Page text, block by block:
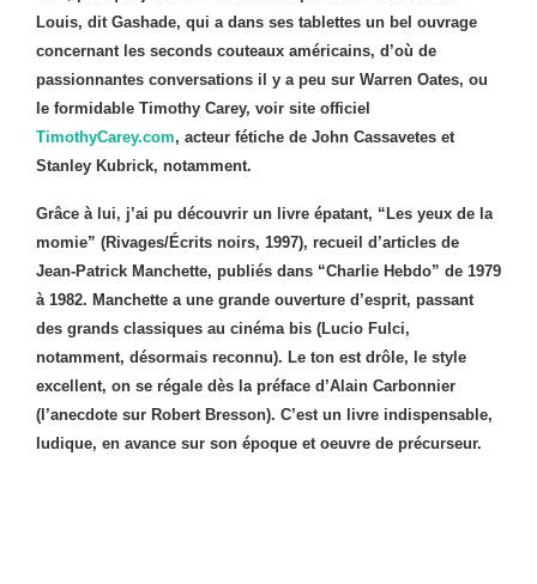
Louis, dit Gashade, qui a dans ses tablettes un bel ouvrage
concernant les seconds couteaux américains, d’où de
passionnantes conversations il y a peu sur Warren Oates, ou
le formidable Timothy Carey, voir site officiel
TimothyCarey.com, acteur fétiche de John Cassavetes et
Stanley Kubrick, notamment.
Grâce à lui, j’ai pu découvrir un livre épatant, “Les yeux de la
momie” (Rivages/Écrits noirs, 1997), recueil d’articles de
Jean-Patrick Manchette, publiés dans “Charlie Hebdo” de 1979
à 1982. Manchette a une grande ouverture d’esprit, passant
des grands classiques au cinéma bis (Lucio Fulci,
notamment, désormais reconnu). Le ton est drôle, le style
excellent, on se régale dès la préface d’Alain Carbonnier
(l’anecdote sur Robert Bresson). C’est un livre indispensable,
ludique, en avance sur son époque et oeuvre de précurseur.